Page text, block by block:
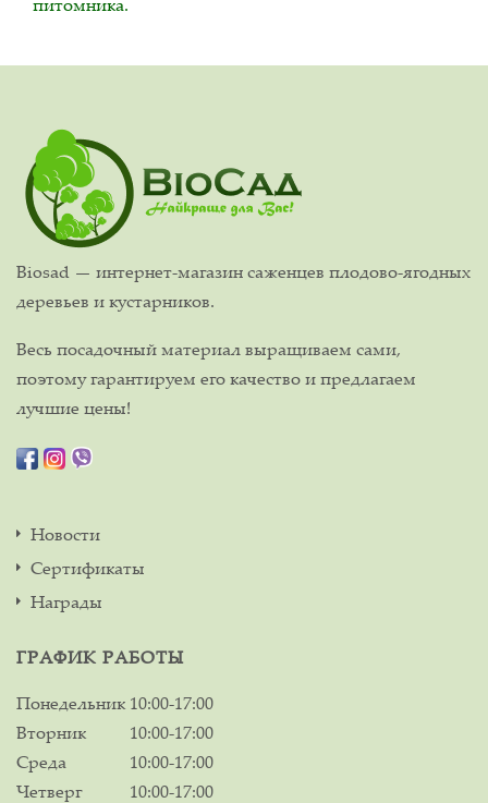
Biosad — интернет-магазин саженцев плодово-ягодных
деревьев и кустарников.
Весь посадочный материал выращиваем сами,
поэтому гарантируем его качество и предлагаем
лучшие цены!
Новости
Сертификаты
Награды
ГРАФИК РАБОТЫ
Понедельник 10:00-17:00
Вторник
10:00-17:00
Среда
10:00-17:00
Четверг
10:00-17:00